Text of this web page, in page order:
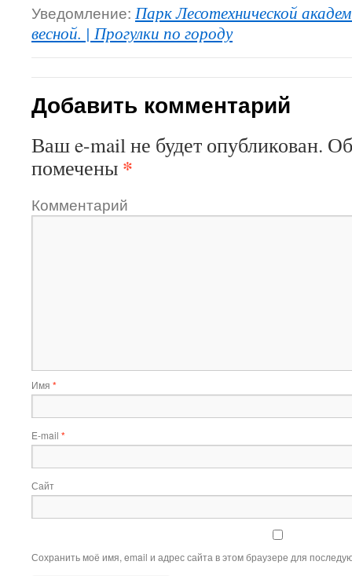
Уведомление: Парк Лесотехнической
весной. | Прогулки по городу
Добавить комментарий
Ваш e-mail не будет опубликован.
помечены *
Комментарий
Имя *
E-mail *
Сайт
Сохранить моё имя, email и адрес сайта в этом браузере для